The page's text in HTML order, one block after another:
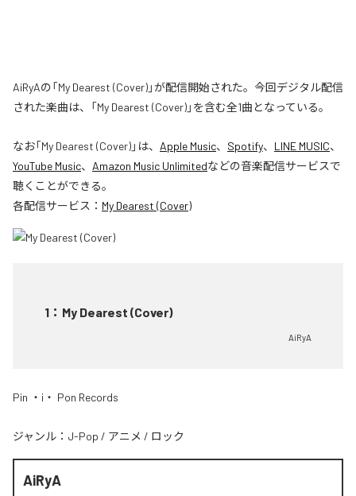
AiRyAの「My Dearest (Cover)」が配信開始された。今回デジタル配信
された楽曲は、「My Dearest (Cover)」を含む全1曲となっている。
なお「My Dearest (Cover)」は、 Apple Music、 Spotify、 LINE MUSIC、
YouTube Music、 Amazon Music Unlimitedなどの音楽配信サービスで
聴くことができる。
各配信サービス： My Dearest (Cover)
1 ： My Dearest (Cover)
AiRyA
Pin ・i・ Pon Records
ジャンル： J-Pop / アニメ / ロック
AiRyA